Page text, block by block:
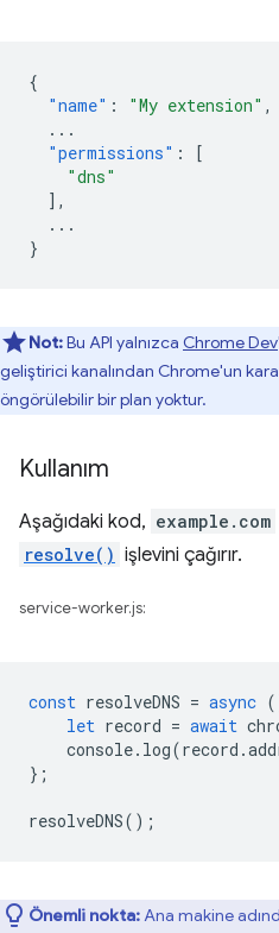
{
"name" : "My extension" ,
...
"permissions" :
[
"dns"
],
...
}
Not:Bu API yalnızca Chrome Dev
geliştirici kanalından Chrome'un
öngörülebilir bir plan yoktur.
Kullanım
Aşağıdaki kod, example.com
resolve() işlevini çağırır.
service-worker.js:
const resolveDNS = async
let record = await
console. log(record .
};
resolveDNS();
Önemli nokta:Ana makine